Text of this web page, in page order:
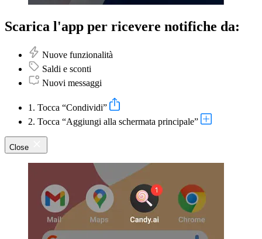
Scarica l'app per ricevere notifiche da:
Nuove funzionalità
Saldi e sconti
Nuovi messaggi
1. Tocca “Condividi”
2. Tocca “Aggiungi alla schermata principale”
Close